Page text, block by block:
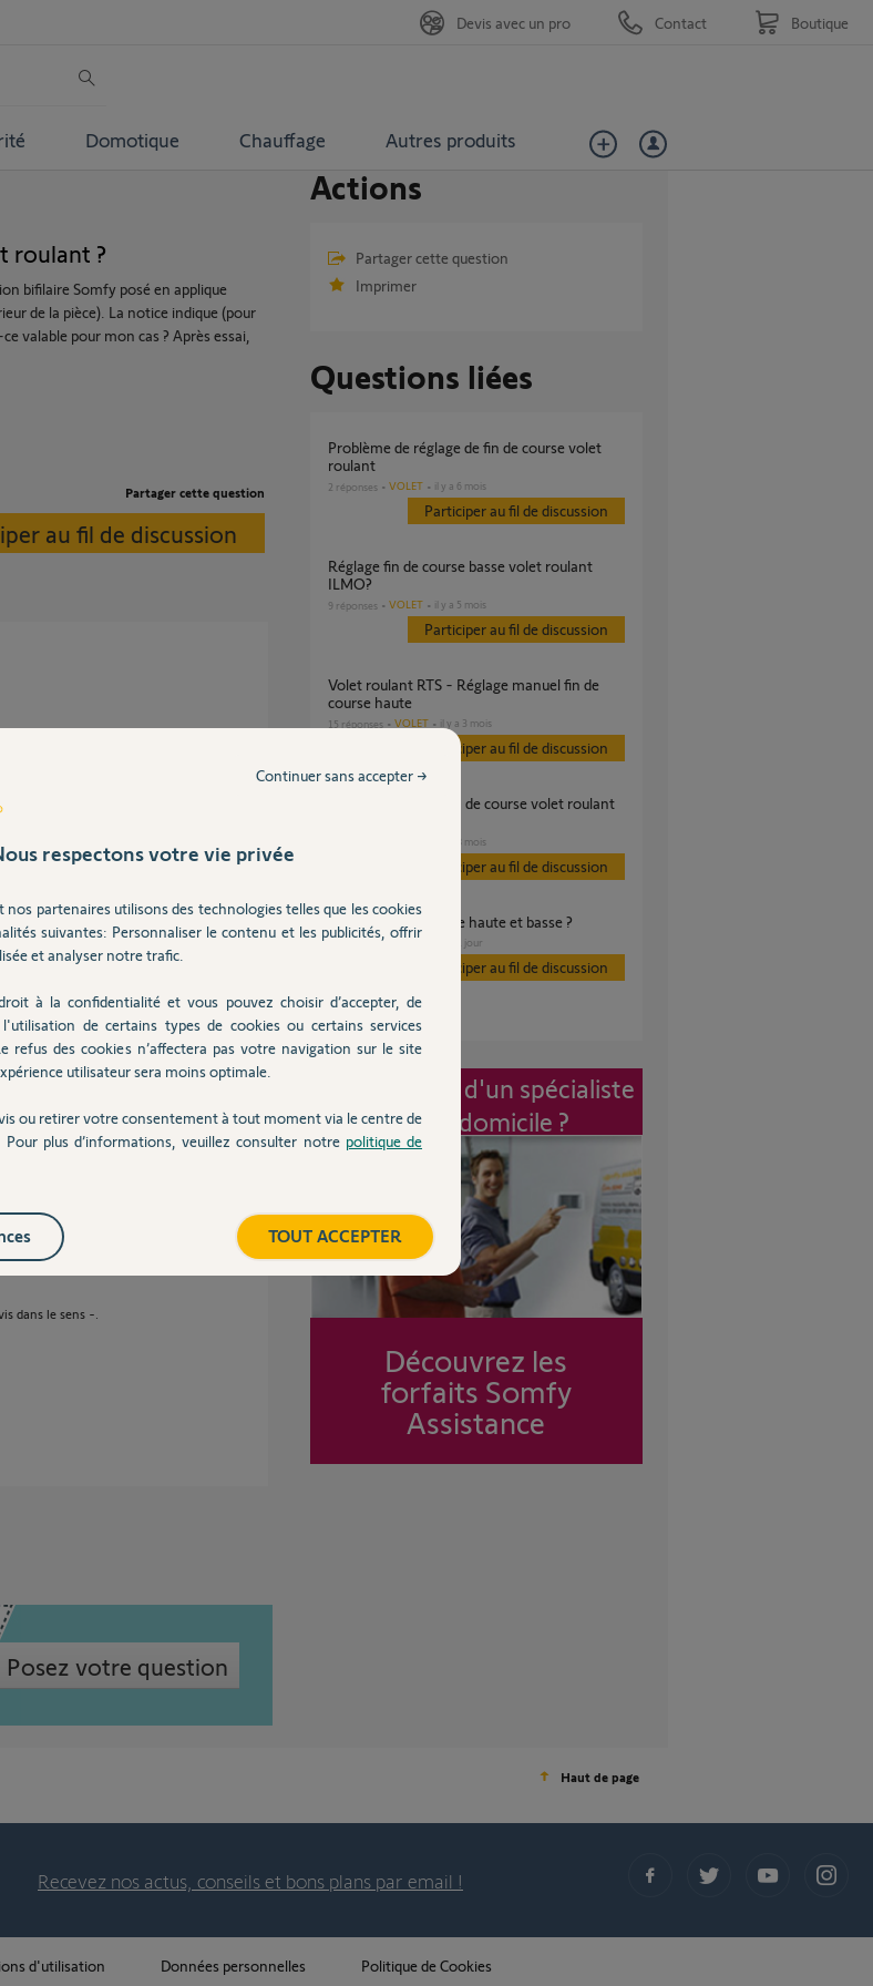
Domotique Chauffage Autres produits
Devis avec un pro Contact Boutique
roulant ?
bifilaire Somfy posé en applique
de la pièce). La notice indique (pour
valable pour mon cas ? Après essai,
Partager cette question
au fil de discussion
le modèle est :
il nous faudra le
dans le sens -.
Posez votre question
Actions
Partager cette question
Imprimer
Questions liées
Problème de réglage de fin de course volet
roulant
2 réponses VOLET il y a 6 mois
Participer au fil de discussion
réglage fin de course basse volet roulant
ILMO?
9 réponses VOLET il y a 5 mois
Participer au fil de discussion
Volet roulant RTS - Réglage manuel fin de
course haute
15 réponses VOLET il y a 3 mois
Participer au fil de discussion
il y a 8 mois
Participer au fil de discussion
réglage fin de course haute et basse ?
VOLET il y a 1 jour
Participer au fil de discussion
Intervention d'un spécialiste
à mon domicile ?
Découvrez les
forfaits Somfy
Assistance
Haut de page
Recevez nos actus, conseils et bons plans par email !
d'utilisation Données personnelles Politique de Cookies
respectons votre vie privée
nos partenaires utilisons des technologies telles que les cookies
suivantes: Personnaliser le contenu et les publicités, offrir
et analyser notre trafic.
à la confidentialité et vous pouvez choisir d’accepter, de
de certains types de cookies ou certains services
refus des cookies n’affectera pas votre navigation sur le site
utilisateur sera moins optimale.
ou retirer votre consentement à tout moment via le centre de
Pour plus d’informations, veuillez consulter notre politique de
Continuer sans accepter →
TOUT ACCEPTER